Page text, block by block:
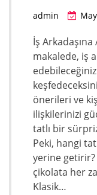
admin
İş
makalede, iş
önerileri ve
ilişkilerinizi
tatlı bir
Peki, hangi
yerine
çikolata her
Klasik…